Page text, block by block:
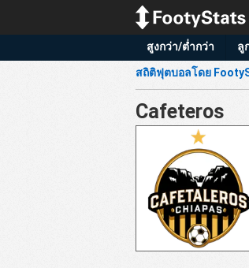
สูงกว่า/ต่ำกว่า ลู
สถิติฟุตบอลโดย
Cafeteros